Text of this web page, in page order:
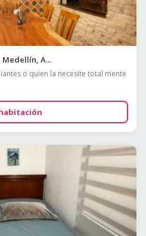
Medellín, A...
o quien la necesite total mente